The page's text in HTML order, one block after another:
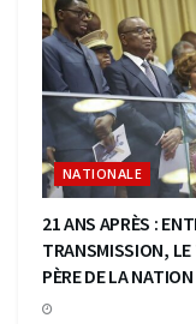
NATIONALE
21 ANS APRÈS :
TRANSMISSION, LE
PÈRE DE LA NATION